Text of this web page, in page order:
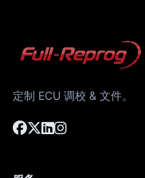
定制 ECU 调校 & 文件。